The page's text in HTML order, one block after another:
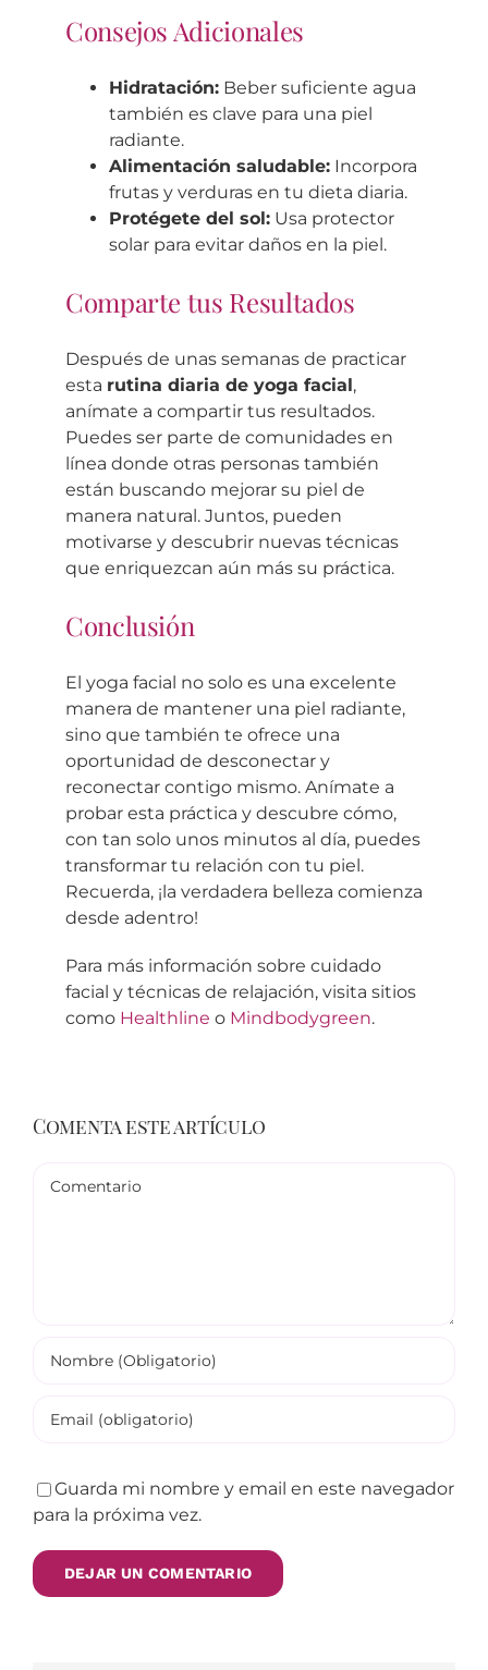
Consejos Adicionales
Hidratación:Beber suficiente agua
también es clave para una piel
radiante.
Alimentación saludable:Incorpora
frutas y verduras en tu dieta diaria.
Protégete del sol:Usa protector
solar para evitar daños en la piel.
Comparte tus Resultados
Después de unas semanas de practicar
esta rutina diaria de yoga facial,
anímate a compartir tus resultados.
Puedes ser parte de comunidades en
línea donde otras personas también
están buscando mejorar su piel de
manera natural. Juntos, pueden
motivarse y descubrir nuevas técnicas
que enriquezcan aún más su práctica.
Conclusión
El yoga facial no solo es una excelente
manera de mantener una piel radiante,
sino que también te ofrece una
oportunidad de desconectar y
reconectar contigo mismo. Anímate a
probar esta práctica y descubre cómo,
con tan solo unos minutos al día, puedes
transformar tu relación con tu piel.
Recuerda, ¡la verdadera belleza comienza
desde adentro!
Para más información sobre cuidado
facial y técnicas de relajación, visita sitios
como Healthline o Mindbodygreen.
Comenta este artículo
Guarda mi nombre y email en este navegador
para la próxima vez.